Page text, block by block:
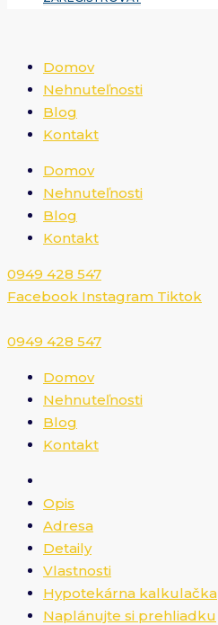
Domov
Nehnuteľnosti
Blog
Kontakt
Domov
Nehnuteľnosti
Blog
Kontakt
0949 428 547​
Facebook Instagram Tiktok
0949 428 547​
Domov
Nehnuteľnosti
Blog
Kontakt
Opis
Adresa
Detaily
Vlastnosti
Hypotekárna kalkulačka
Naplánujte si prehliadku